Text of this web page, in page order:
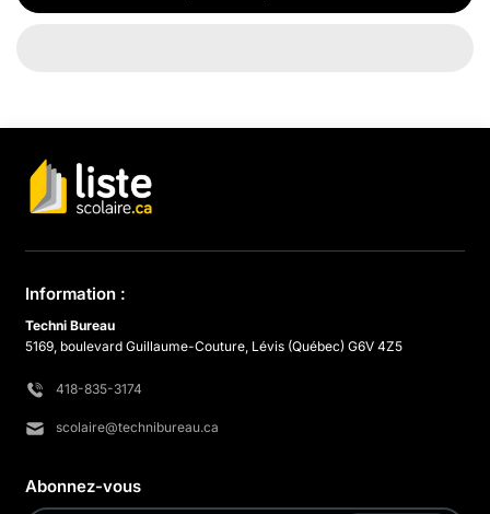
Information :
Techni Bureau
5169, boulevard Guillaume-Couture, Lévis (Québec) G6V 4Z5
418-835-3174
scolaire@technibureau.ca
Abonnez-vous